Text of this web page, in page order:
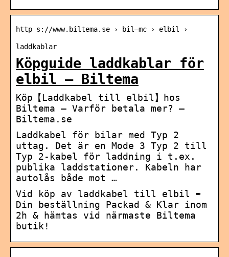
http s://www.biltema.se › bil—mc › elbil ›
laddkablar
Köpguide laddkablar för
elbil – Biltema
Köp【Laddkabel till elbil】hos
Biltema – Varför betala mer? –
Biltema.se
Laddkabel för bilar med Typ 2
uttag. Det är en Mode 3 Typ 2 till
Typ 2-kabel för laddning i t.ex.
publika laddstationer. Kabeln har
autolås både mot …
Vid köp av laddkabel till elbil ➨
Din beställning Packad & Klar inom
2h & hämtas vid närmaste Biltema
butik!